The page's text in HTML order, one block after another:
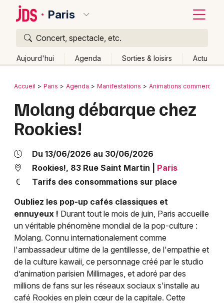
Paris
Concert, spectacle, etc.
Aujourd'hui Agenda Sorties & loisirs Actu
Publier un événement
Grands événements
Activité & Expérience
Manifestations
Foires & salons
Spectacles
Concerts
Sports
Bordeaux
Colmar
Lyon
Marseille
Mulhouse
Montpellier
Nantes
Nice
Paris
Retour
Accueil Paris Agenda Manifestations Animations
Molang débarque chez
Rookies!
Du 13/06/2026 au 30/06/2026
Rookies!, 83 Rue Saint Martin
Paris
Tarifs des consommations sur place
Oubliez les pop-up cafés classiques et
ennuyeux ! Durant tout le mois de juin, Paris accueille
un véritable phénomène mondial de la pop-culture :
Molang. Connu internationalement comme
l'ambassadeur ultime de la gentillesse, de l'empathie et
de la culture kawaii, ce personnage créé par le studio
d’animation parisien Millimages, et adoré par des
millions de fans sur les réseaux sociaux s'installe au
café Rookies en plein cœur de la capitale. Cette
Quoi ?
Où ?
Près de moi
Changer de lieu
Quand ?
Aujourd'hui
Demain Ce week-end Autre